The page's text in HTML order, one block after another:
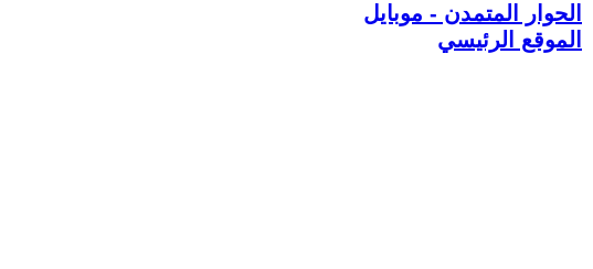
الحوار المتمدن - موبايل
الموقع الرئيسي